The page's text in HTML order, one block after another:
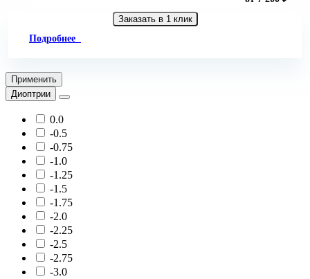
Заказать в 1 клик
Подробнее
Применить
Диоптрии
0.0
-0.5
-0.75
-1.0
-1.25
-1.5
-1.75
-2.0
-2.25
-2.5
-2.75
-3.0